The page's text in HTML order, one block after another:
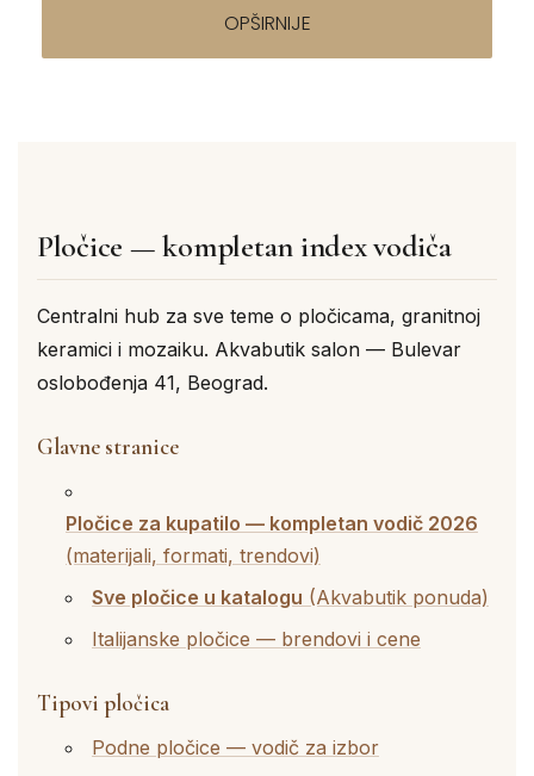
OPŠIRNIJE
Pločice — kompletan index vodiča
Centralni hub za sve teme o pločicama, granitnoj
keramici i mozaiku. Akvabutik salon — Bulevar
oslobođenja 41, Beograd.
Glavne stranice
Pločice za kupatilo — kompletan vodič 2026
(materijali, formati, trendovi)
Sve pločice u katalogu (Akvabutik ponuda)
Italijanske pločice — brendovi i cene
Tipovi pločica
Podne pločice — vodič za izbor